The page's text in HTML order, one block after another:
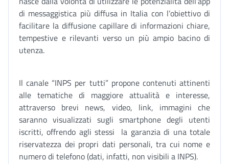
di messaggistica più diffusa in Italia con l’obiettivo di
facilitare la diffusione capillare di informazioni chiare,
tempestive e rilevanti verso un più ampio bacino di
utenza.
Il canale “INPS per tutti” propone contenuti attinenti
alle tematiche di maggiore attualità e interesse,
attraverso brevi news, video, link, immagini che
saranno visualizzati sugli smartphone degli utenti
iscritti, offrendo agli stessi la garanzia di una totale
riservatezza dei propri dati personali, tra cui nome e
numero di telefono (dati, infatti, non visibili a INPS).